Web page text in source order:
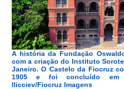
A história da Fundação
com a criação do Instituto
Janeiro. O Castelo da Fiocruz
1905 e foi concluído em
Ilicciev/Fiocruz Imagens